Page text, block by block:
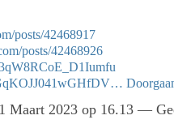
posts/42468917
posts/42468926
Maart 2023 op 16.13 —